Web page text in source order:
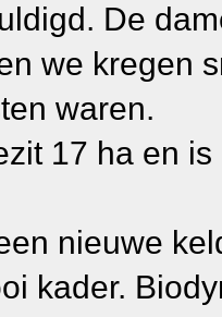
De
we kregen
waren.
17 ha en
nieuwe
kader.